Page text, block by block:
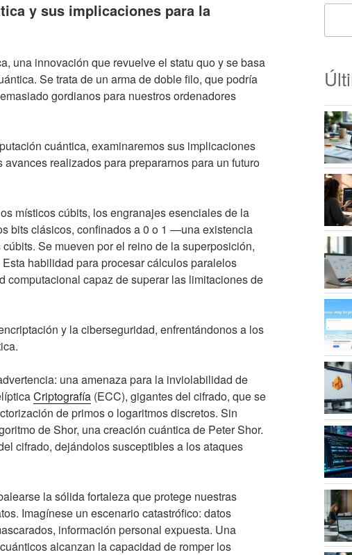
y sus implicaciones para la
una innovación que revuelve el statu quo y se basa
Se trata de un arma de doble filo, que podría
gordianos para nuestros ordenadores
cuántica, examinaremos sus implicaciones
realizados para prepararnos para un futuro
místicos cúbits, los engranajes esenciales de la
bits clásicos, confinados a 0 o 1 —una existencia
Se mueven por el reino de la superposición,
habilidad para procesar cálculos paralelos
computacional capaz de superar las limitaciones de
y la ciberseguridad, enfrentándonos a los
una amenaza para la inviolabilidad de
Criptografía (ECC), gigantes del cifrado, que se
de primos o logaritmos discretos. Sin
de Shor, una creación cuántica de Peter Shor.
cifrado, dejándolos susceptibles a los ataques
la sólida fortaleza que protege nuestras
Imagínese un escenario catastrófico: datos
información personal expuesta. Una
alcanzan la capacidad de romper los